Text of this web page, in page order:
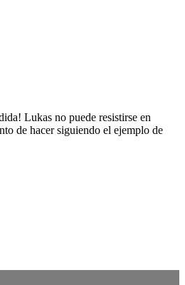
Lukas no puede resistirse en
de hacer siguiendo el ejemplo de